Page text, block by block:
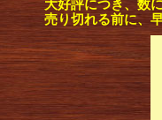
大好評につき、数
売り切れる前に、